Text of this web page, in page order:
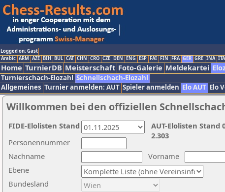
Logged on: Gast
Arabic ARM AZE BIH BUL CAT CHN CRO CZE DEN ENG ESP FAI FIN FRA GER GRE INA ITA
Home TurnierDB Meisterschaft Foto-Galerie Meldekartei
Turnierschach-Elozahl Schnellschach-Elozahl
Allgemeines Turnier anmelden: AUT Spieler anmelden Elo AUT Elo
Willkommen bei den offiziellen
Nachname
Vorname
Ebene
Personennummer
Bundesland
AUT-Elolisten Stand
2.303
FIDE-Elolisten Stand